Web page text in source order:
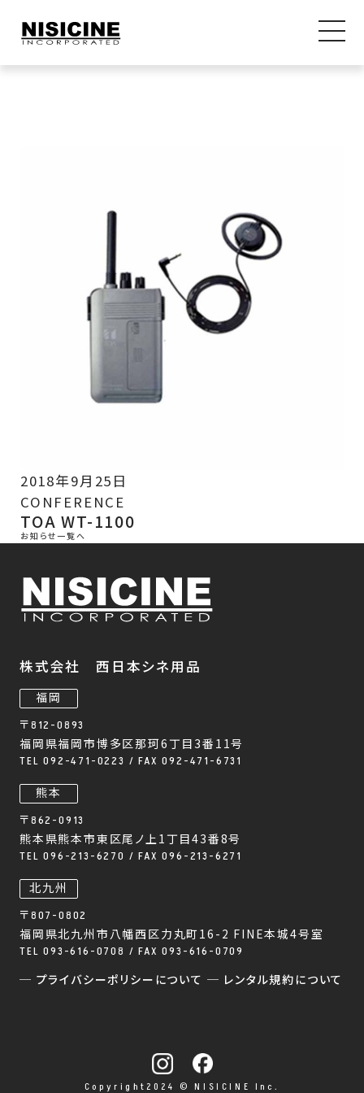
2018年9月25日
CONFERENCE
TOA WT-1100
お知らせ一覧へ
株式会社 西日本シネ用品
福岡
〒812-0893
福岡県福岡市博多区那珂6丁目3番11号
TEL 092-471-0223 / FAX 092-471-6731
熊本
〒862-0913
熊本県熊本市東区尾ノ上1丁目43番8号
TEL 096-213-6270 / FAX 096-213-6271
北九州
〒807-0802
福岡県北九州市八幡西区力丸町16-2 FINE本城4号室
TEL 093-616-0708 / FAX 093-616-0709
─ プライバシーポリシーについて ─ レンタル規約について
Copyright2024 © NISICINE Inc.